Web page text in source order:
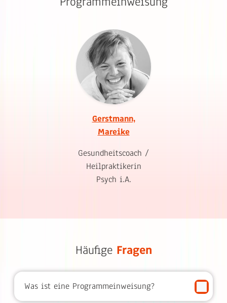
Gerstmann,
Mareike
Gesundheitscoach /
Heilpraktikerin
Psych i.A.
Häufige Fragen
Was ist eine Programmeinweisung?